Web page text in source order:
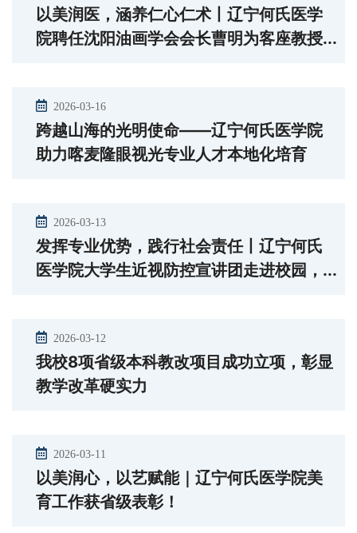
以美润医，涵养仁心仁术丨辽宁何氏医学
院聘任沈阳油画学会会长曹明为客座教授...
2026-03-16
跨越山海的光明使命——辽宁何氏医学院
助力喀麦隆眼视光专业人才本地化培育
2026-03-13
发挥专业优势，践行社会责任丨辽宁何氏
医学院大学生近视防控宣讲团走进校园，...
2026-03-12
我校8项省级本科教改项目成功立项，彰显
教学改革硬实力
2026-03-11
以美润心，以艺赋能｜辽宁何氏医学院美
育工作获省级表彰！